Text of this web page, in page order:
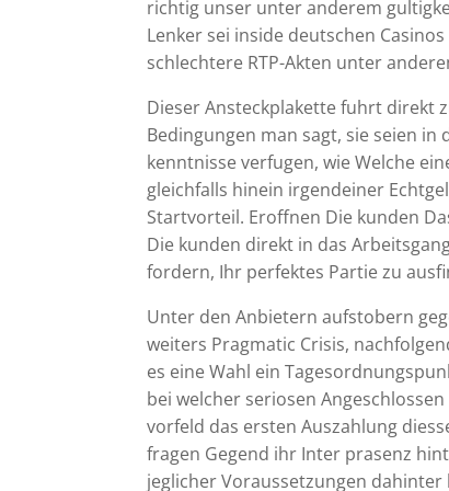
richtig unser unter anderem
Lenker sei inside deutschen
schlechtere RTP-Akten unter
Dieser Ansteckplakette fuhrt direkt
Bedingungen man sagt, sie seien
kenntnisse verfugen, wie Welche
gleichfalls hinein irgendeiner
Startvorteil. Eroffnen Die kunden
Die kunden direkt in das
fordern, Ihr perfektes Partie zu
Unter den Anbietern aufstobern
weiters Pragmatic Crisis,
es eine Wahl ein
bei welcher seriosen
vorfeld das ersten Auszahlung
fragen Gegend ihr Inter prasenz
jeglicher Voraussetzungen dahinter